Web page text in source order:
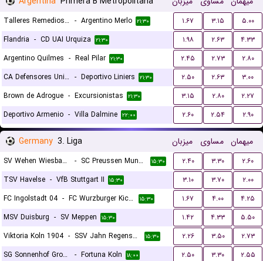
Talleres Remedios Escalada - Argentino Merlo ۲۱:۳۰ ۱.۶۷ ۳.۱۵
۵.۰۰
Flandria - CD UAI Urquiza ۲۱:۳۰ ۱.۹۸ ۲.۶۳
۴.۳۳
Argentino Quilmes - Real Pilar ۲۱:۳۰ ۲.۴۵ ۲.۷۳
۲.۸۰
CA Defensores Unidos - Deportivo Liniers ۲۱:۳۰ ۲.۵۰ ۲.۶۳
۳.۰۰
Brown de Adrogue - Excursionistas ۲۱:۳۰ ۳.۱۵ ۲.۸۰
۲.۲۷
Deportivo Armenio - Villa Dalmine ۲۲:۰۰ ۲.۶۰ ۲.۵۴ ۲.۹۰
Germany 3. Liga میزبان مساوی میهمان
SV Wehen Wiesbaden - SC Preussen Munster ۱۵:۳۰ ۲.۴۰ ۳.۳۰
۲.۶۰
TSV Havelse - VfB Stuttgart II ۱۵:۳۰ ۳.۱۰ ۳.۷۰
۲.۰۰
FC Ingolstadt 04 - FC Wurzburger Kickers ۱۵:۳۰ ۱.۶۷ ۴.۰۰
۴.۲۵
MSV Duisburg - SV Meppen ۱۵:۳۰ ۱.۴۲ ۴.۳۳
۵.۵۰
Viktoria Koln 1904 - SSV Jahn Regensburg ۱۵:۳۰ ۲.۲۶ ۳.۵۰
۲.۷۳
SG Sonnenhof Grossaspach
- Fortuna Koln ۱۸:۰۰ ۲.۵۰ ۳.۳۰ ۲.۵۵